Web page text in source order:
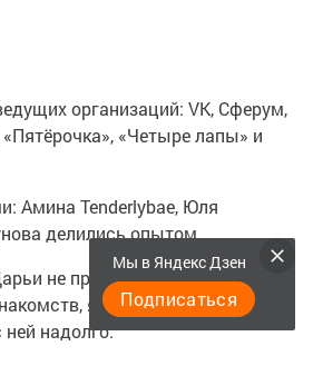
организаций: VK, Сферум,
«Четыре лапы» и
Амина Tenderlybae, Юля
делились опытом.
не просто фестивалем, а
ярких эмоций и знаний,
ней надолго.
Мы в Яндекс Дзен
Подписаться